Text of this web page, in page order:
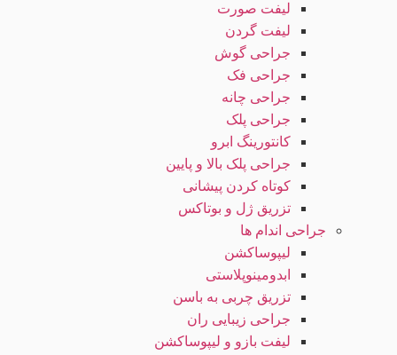
لیفت صورت
لیفت گردن
جراحی گوش
جراحی فک
جراحی چانه
جراحی پلک
کانتورینگ ابرو
جراحی پلک بالا و پایین
کوتاه کردن پیشانی
تزریق ژل و بوتاکس
جراحی اندام ها
لیپوساکشن
ابدومینوپلاستی
تزریق چربی به باسن
جراحی زیبایی ران
لیفت بازو و لیپوساکشن